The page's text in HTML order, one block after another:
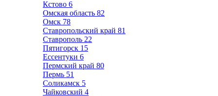
Кстово 6
Омская область 82
Омск 78
Ставропольский край 81
Ставрополь 22
Пятигорск 15
Ессентуки 6
Пермский край 80
Пермь 51
Соликамск 5
Чайковский 4